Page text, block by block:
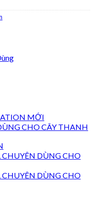
MỚI
CHO CÂY THANH
DÙNG CHO
DÙNG CHO